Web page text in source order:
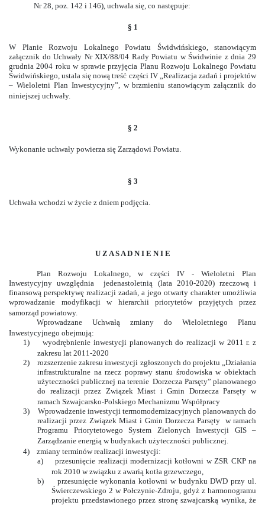
Nr 28, poz. 142 i 146), uchwala się, co następuje:
§ 1
W Planie Rozwoju Lokalnego Powiatu Świdwińskiego, stanowiącym
załącznik do Uchwały Nr XIX/88/04 Rady Powiatu w Świdwinie z dnia 29
grudnia 2004 roku w sprawie przyjęcia Planu Rozwoju Lokalnego Powiatu
Świdwińskiego, ustala się nową treść części IV „Realizacja zadań i projektów
– Wieloletni Plan Inwestycyjny”, w brzmieniu stanowiącym załącznik do
niniejszej uchwały.
§ 2
Wykonanie uchwały powierza się Zarządowi Powiatu.
§ 3
Uchwała wchodzi w życie z dniem podjęcia.
U Z A S A D N I E N I E
Plan Rozwoju Lokalnego, w części IV - Wieloletni Plan
Inwestycyjny uwzględnia jedenastoletnią (lata 2010-2020) rzeczową i
finansową perspektywę realizacji zadań, a jego otwarty charakter umożliwia
wprowadzanie modyfikacji w hierarchii priorytetów przyjętych przez
samorząd powiatowy.
Wprowadzane Uchwałą zmiany do Wieloletniego Planu
Inwestycyjnego obejmują:
1)
wyodrębnienie inwestycji planowanych do realizacji w 2011 r. z
zakresu lat 2011-2020
2)
rozszerzenie zakresu inwestycji zgłoszonych do projektu „Działania
infrastrukturalne na rzecz poprawy stanu środowiska w obiektach
użyteczności publicznej na terenie Dorzecza Parsęty” planowanego
do realizacji przez Związek Miast i Gmin Dorzecza Parsęty w
ramach Szwajcarsko-Polskiego Mechanizmu Współpracy
3)
Wprowadzenie inwestycji termomodernizacyjnych planowanych do
realizacji przez Związek Miast i Gmin Dorzecza Parsęty w ramach
Programu Priorytetowego System Zielonych Inwestycji GIS –
Zarządzanie energią w budynkach użyteczności publicznej.
4)
zmiany terminów realizacji inwestycji:
a)
przesunięcie realizacji modernizacji kotłowni w ZSR CKP na
rok 2010 w związku z awarią kotła grzewczego,
b)
przesunięcie wykonania kotłowni w budynku DWD przy ul.
Świerczewskiego 2 w Połczynie-Zdroju, gdyż z harmonogramu
projektu przedstawionego przez stronę szwajcarską wynika, że